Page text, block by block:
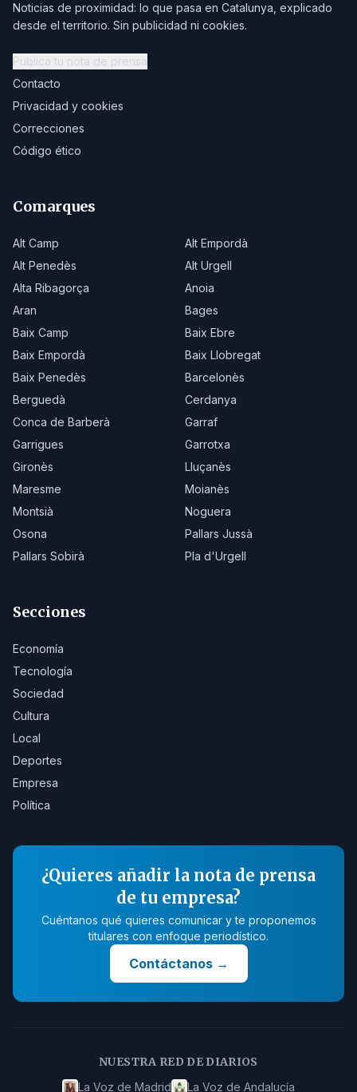
Noticias de proximidad: lo que pasa en Catalunya, explicado
desde el territorio. Sin publicidad ni cookies.
Publica tu nota de prensa
Contacto
Privacidad y cookies
Correcciones
Código ético
Comarques
Alt Camp
Alt Empordà
Alt Penedès
Alt Urgell
Alta Ribagorça
Anoia
Aran
Bages
Baix Camp
Baix Ebre
Baix Empordà
Baix Llobregat
Baix Penedès
Barcelonès
Berguedà
Cerdanya
Conca de Barberà
Garraf
Garrigues
Garrotxa
Gironès
Lluçanès
Maresme
Moianès
Montsià
Noguera
Osona
Pallars Jussà
Pallars Sobirà
Pla d'Urgell
Secciones
Economía
Tecnología
Sociedad
Cultura
Local
Deportes
Empresa
Política
¿Quieres añadir la nota de prensa
de tu empresa?
Cuéntanos qué quieres comunicar y te proponemos
titulares con enfoque periodístico.
Contáctanos→
NUESTRA RED DE DIARIOS
La Voz de Madrid La Voz de Andalucía